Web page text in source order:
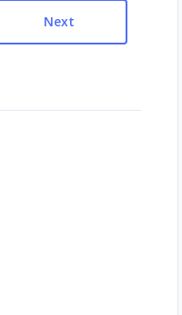
Next